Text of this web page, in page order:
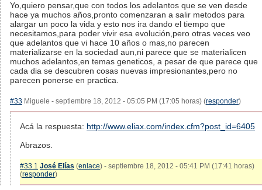
Yo,quiero pensar,que con todos los adelantos que se ven desde
hace ya muchos años,pronto comenzaran a salir metodos para
alargar un poco la vida y esto nos ira dando el tiempo que
necesitamos,para poder vivir esa evolución,pero otras veces veo
que adelantos que vi hace 10 años o mas,no parecen
materializarse en la sociedad aun,ni parece que se materialicen
muchos adelantos,en temas geneticos, a pesar de que parece que
cada dia se descubren cosas nuevas impresionantes,pero no
parecen ponerse en practica.
#33 Miguele - septiembre 18, 2012 - 05:05 PM (17:05 horas) (responder)
Acá la respuesta: http://www.eliax.com/index.cfm?post_id=6405
Abrazos.
#33.1 José Elías (enlace) - septiembre 18, 2012 - 05:41 PM (17:41 horas)
(responder)